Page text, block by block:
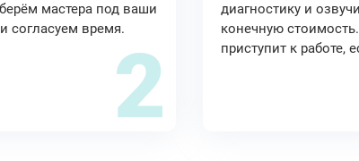
мастера под ваши
согласуем время.
2
диагностику и
конечную
приступит к работе,